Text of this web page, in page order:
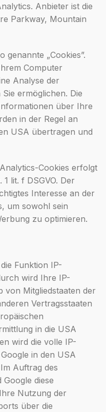
Anbieter ist die
Parkway, Mountain
genannte „Cookies”.
Computer
Analyse der
ermöglichen. Die
über Ihre
in der Regel an
USA übertragen und
Cookies erfolgt
lit. f DSGVO. Der
Interesse an der
um sowohl sein
zu optimieren.
Funktion IP-
wird Ihre IP-
von Mitgliedstaaten der
Vertragsstaaten
in die USA
wird die volle IP-
in den USA
Auftrag des
Google diese
Nutzung der
über die